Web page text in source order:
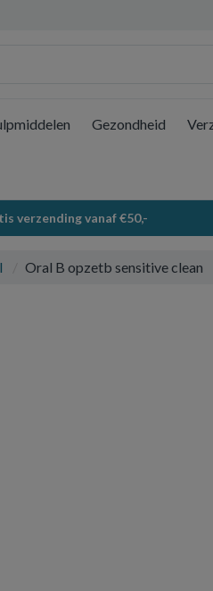
Gezondheid
verzending vanaf €50,-
Oral B opzetb sensitive clean